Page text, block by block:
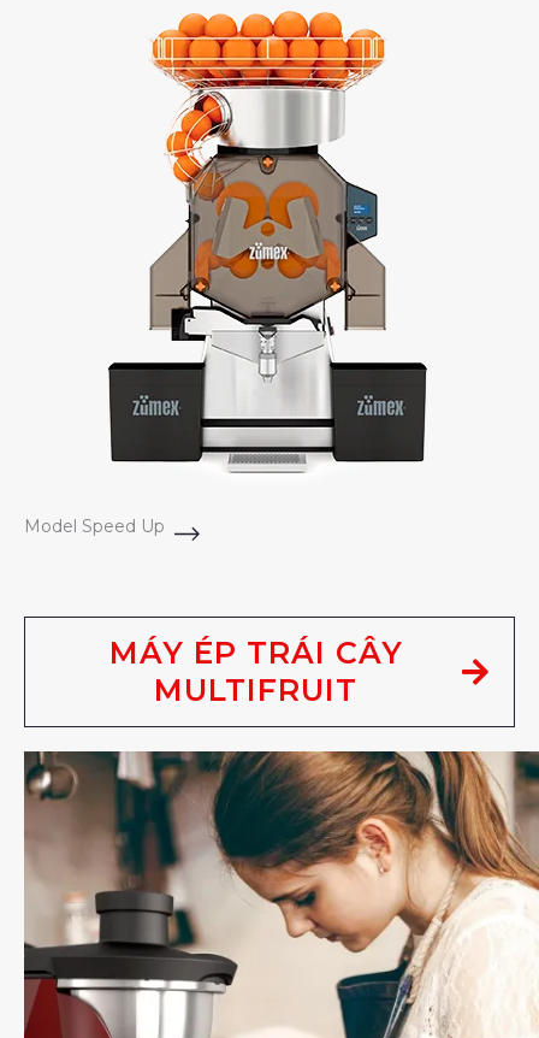
Model Speed Up
MÁY ÉP TRÁI CÂY
MULTIFRUIT